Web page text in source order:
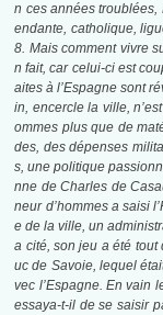
n ces années
endante, catholique,
8. Mais comment vivre
n fait, car celui-ci est
aites à l’Espagne sont
in, encercle la ville,
ommes plus que de
des, des dépenses
s, une politique
nne de Charles de
neur d’hommes a saisi
e de la ville, un
a cité, son jeu a été
uc de Savoie, lequel
vec l’Espagne. En vain
essaya-t-il de se saisir